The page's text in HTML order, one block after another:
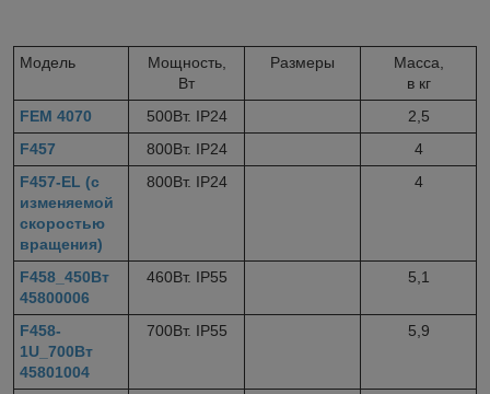
Модель
Мощность,
Вт
Размеры
Масса,
в кг
FEM 4070
500Вт. IP24
2,5
F457
800Вт. IP24
4
F457-EL (с
изменяемой
скоростью
вращения)
800Вт. IP24 4
F458_450Вт
45800006
460Вт. IP55 5,1
F458-
1U_700Вт
45801004
700Вт. IP55 5,9